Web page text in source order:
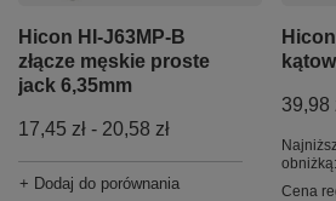
Hicon HI-J63MP-B
złącze męskie proste
jack 6,35mm
od
17,45 zł - do
20,58 zł
+ Dodaj do porównania
39,98
obniżką:
Cena